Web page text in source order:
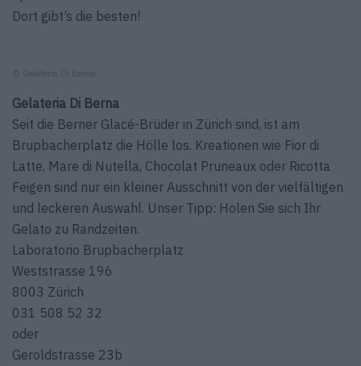
Dort gibt’s die besten!
© Gelateria Di Berna
Gelateria Di Berna
Seit die Berner Glacé-Brüder in Zürich sind, ist am
Brupbacherplatz die Hölle los. Kreationen wie Fior di
Latte, Mare di Nutella, Chocolat Pruneaux oder Ricotta
Feigen sind nur ein kleiner Ausschnitt von der vielfältigen
und leckeren Auswahl. Unser Tipp: Holen Sie sich Ihr
Gelato zu Randzeiten.
Laboratorio Brupbacherplatz
Weststrasse 196
8003 Zürich
031 508 52 32
oder
Geroldstrasse 23b